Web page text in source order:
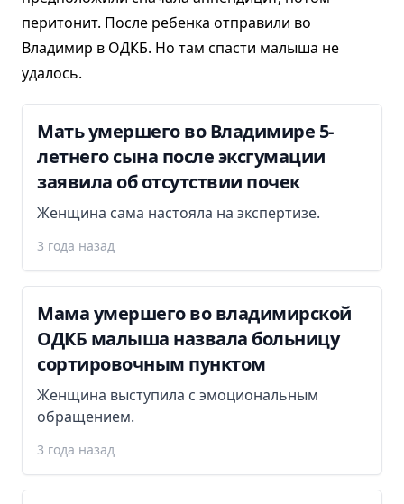
перитонит. После ребенка отправили во
Владимир в ОДКБ. Но там спасти малыша не
удалось.
Мать умершего во Владимире 5-
летнего сына после эксгумации
заявила об отсутствии почек
Женщина сама настояла на экспертизе.
3 года назад
Мама умершего во владимирской
ОДКБ малыша назвала больницу
сортировочным пунктом
Женщина выступила с эмоциональным
обращением.
3 года назад